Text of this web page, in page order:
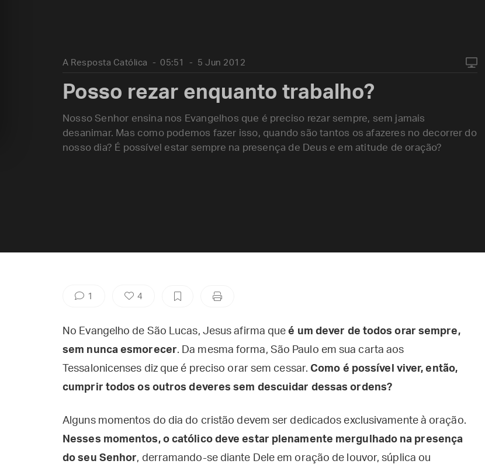
A Resposta Católica 05:51 5 Jun 2012
Posso rezar enquanto trabalho?
Nosso Senhor ensina nos Evangelhos que é preciso rezar sempre, sem jamais
desanimar. Mas como podemos fazer isso, quando são tantos os afazeres no decorrer do
nosso dia? É possível estar sempre na presença de Deus e em atitude de oração?
1 4
No Evangelho de São Lucas, Jesus afirma queé um dever de todos orar sempre,
sem nunca esmorecer. Da mesma forma, São Paulo em sua carta aos
Tessalonicenses diz que é preciso orar sem cessar. Como é possível viver, então,
cumprir todos os outros deveres sem descuidar dessas ordens?
Alguns momentos do dia do cristão devem ser dedicados exclusivamente à oração.
Nesses momentos, o católico deve estar plenamente mergulhado na presença
do seu Senhor, derramando-se diante Dele em oração de louvor, súplica ou